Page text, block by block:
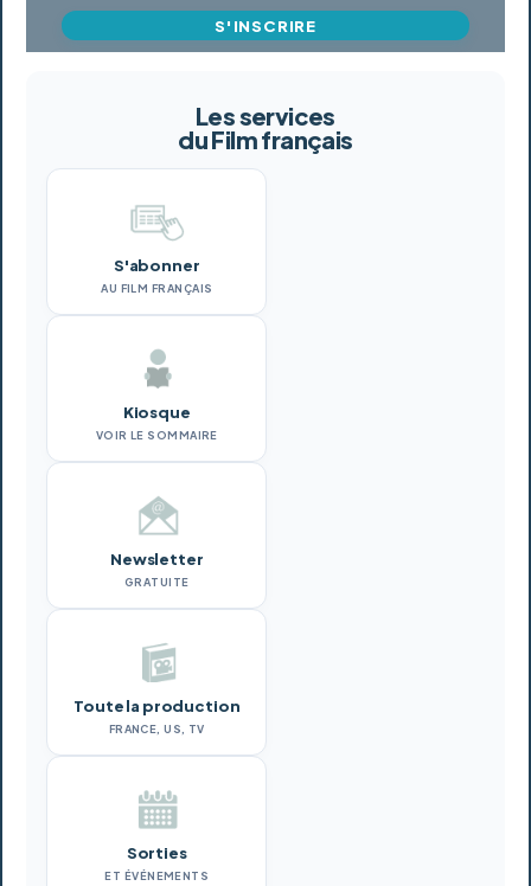
S'INSCRIRE
Les services
du Film français
S'abonner
AU FILM FRANÇAIS
Kiosque
VOIR LE SOMMAIRE
Newsletter
GRATUITE
Toute la production
FRANCE, US, TV
Sorties
ET ÉVÉNEMENTS